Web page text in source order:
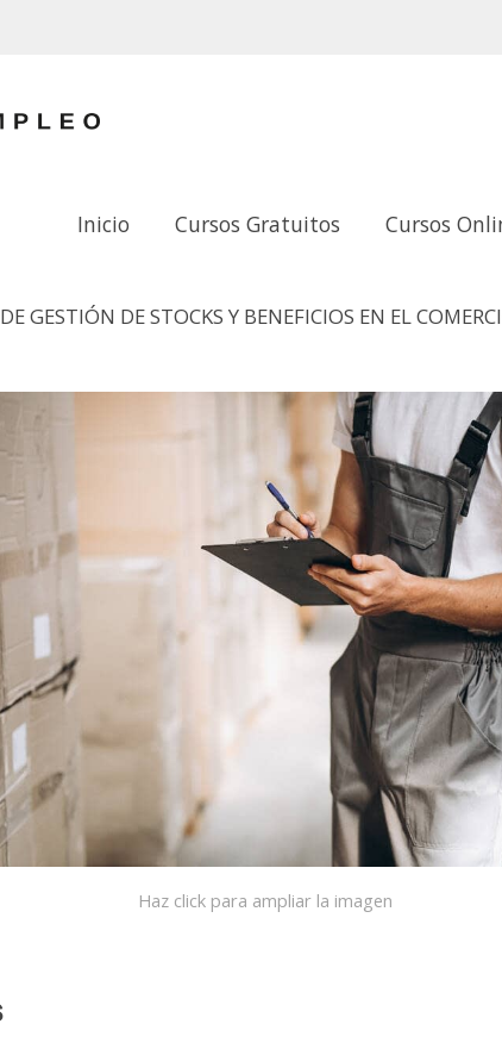
Inicio Cursos Gratuitos Cursos
GESTIÓN DE STOCKS Y BENEFICIOS EN EL
Haz click para ampliar la imagen